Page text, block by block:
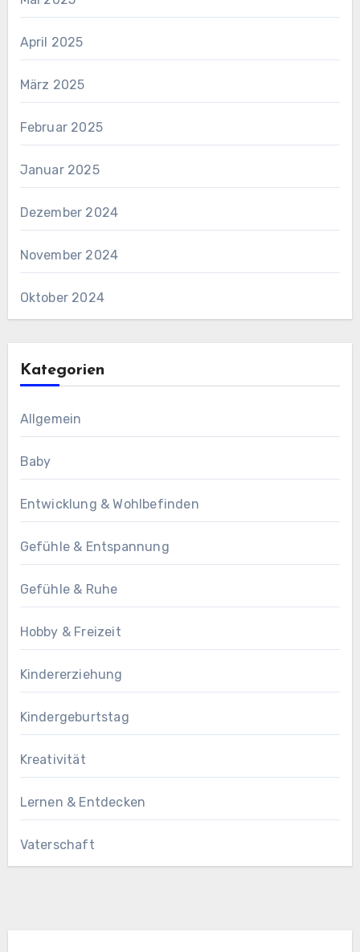
April 2025
März 2025
Februar 2025
Januar 2025
Dezember 2024
November 2024
Oktober 2024
Kategorien
Allgemein
Baby
Entwicklung & Wohlbefinden
Gefühle & Entspannung
Gefühle & Ruhe
Hobby & Freizeit
Kindererziehung
Kindergeburtstag
Kreativität
Lernen & Entdecken
Vaterschaft